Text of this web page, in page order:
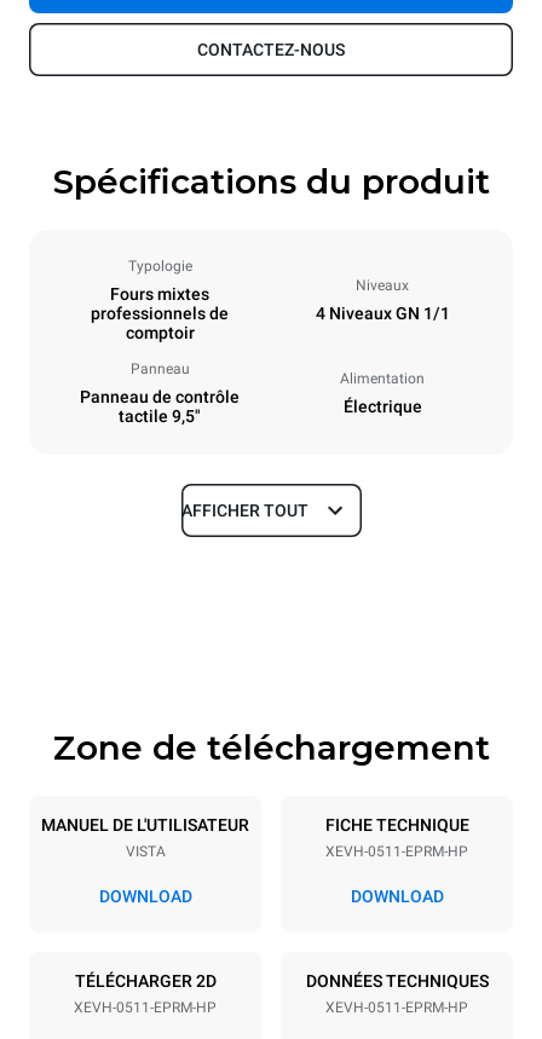
CONTACTEZ-NOUS
Spécifications du produit
Typologie
Fours mixtes
professionnels de
comptoir
Niveaux
4 Niveaux GN 1/1
Panneau
Panneau de contrôle
tactile 9,5"
Alimentation
Électrique
Dimensions
Caractéristiques de la plaque
4 GN 1/1
Espace entre les plaques
Alimentation
Tension Énergie électrique
AFFICHER TOUT
Zone de téléchargement
MANUEL DE L'UTILISATEUR
VISTA
DOWNLOAD
FICHE TECHNIQUE
XEVH-0511-EPRM-HP
DOWNLOAD
TÉLÉCHARGER 2D
XEVH-0511-EPRM-HP
DONNÉES TECHNIQUES
XEVH-0511-EPRM-HP